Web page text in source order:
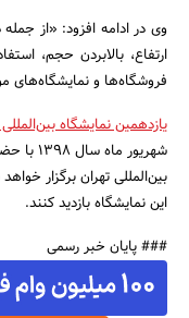
وی در ادامه افزود: «از
ارتفاع، بالابردن حجم،
فروشگاه‌ها و
یازدهمین نمایشگاه
این نمایشگاه بازدید کنند.
### پایان خبر رسمی